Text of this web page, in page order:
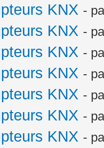
KNX -
KNX -
KNX -
KNX -
KNX -
KNX -
KNX -